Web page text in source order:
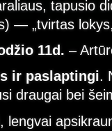
tapusio
— „tvirtas
11d. –
ir paslaptingi.
draugai bei
, lengvai